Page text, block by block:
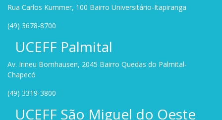
Rua Carlos Kummer, 100 Bairro Universitário-Itapiranga
(49) 3678-8700
UCEFF Palmital
Av. Irineu Bornhausen, 2045 Bairro Quedas do Palmital-
Chapecó
(49) 3319-3800
UCEFF São Miguel do Oeste